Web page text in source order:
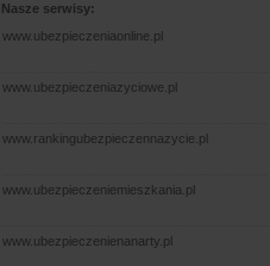
Nasze serwisy:
www.ubezpieczeniaonline.pl
www.ubezpieczeniazyciowe.pl
www.rankingubezpieczennazycie.pl
www.ubezpieczeniemieszkania.pl
www.ubezpieczenienanarty.pl